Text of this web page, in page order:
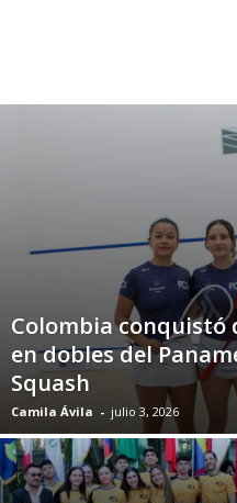
Colombia conquistó
en dobles del
Squash
Camila Ávila - julio 3, 2026